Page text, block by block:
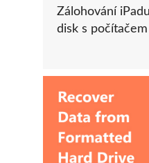
Zálohování
disk s